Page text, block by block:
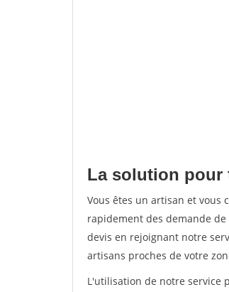
La solution pour
Vous êtes un artisan et vous
rapidement des demande
devis en rejoignant notre
artisans proches de votre
L'utilisation de notre service